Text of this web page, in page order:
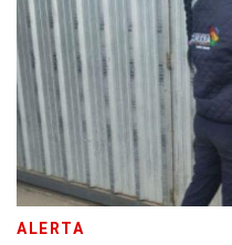
ALERTA